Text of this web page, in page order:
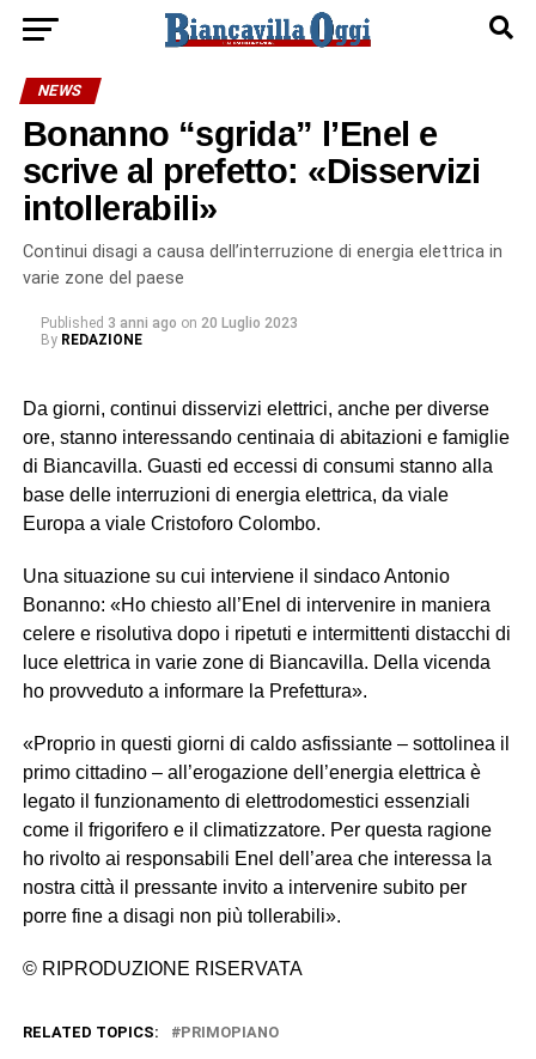
NEWS
Bonanno “sgrida” l’Enel e
scrive al prefetto: «Disservizi
intollerabili»
Continui disagi a causa dell’interruzione di energia elettrica in
varie zone del paese
Published 3 anni ago on 20 Luglio 2023
By REDAZIONE
Da giorni, continui disservizi elettrici, anche per diverse
ore, stanno interessando centinaia di abitazioni e famiglie
di Biancavilla. Guasti ed eccessi di consumi stanno alla
base delle interruzioni di energia elettrica, da viale
Europa a viale Cristoforo Colombo.
Una situazione su cui interviene il sindaco Antonio
Bonanno: «Ho chiesto all’Enel di intervenire in maniera
celere e risolutiva dopo i ripetuti e intermittenti distacchi di
luce elettrica in varie zone di Biancavilla. Della vicenda
ho provveduto a informare la Prefettura».
«Proprio in questi giorni di caldo asfissiante – sottolinea il
primo cittadino – all’erogazione dell’energia elettrica è
legato il funzionamento di elettrodomestici essenziali
come il frigorifero e il climatizzatore. Per questa ragione
ho rivolto ai responsabili Enel dell’area che interessa la
nostra città il pressante invito a intervenire subito per
porre fine a disagi non più tollerabili».
© RIPRODUZIONE RISERVATA
RELATED TOPICS: PRIMOPIANO